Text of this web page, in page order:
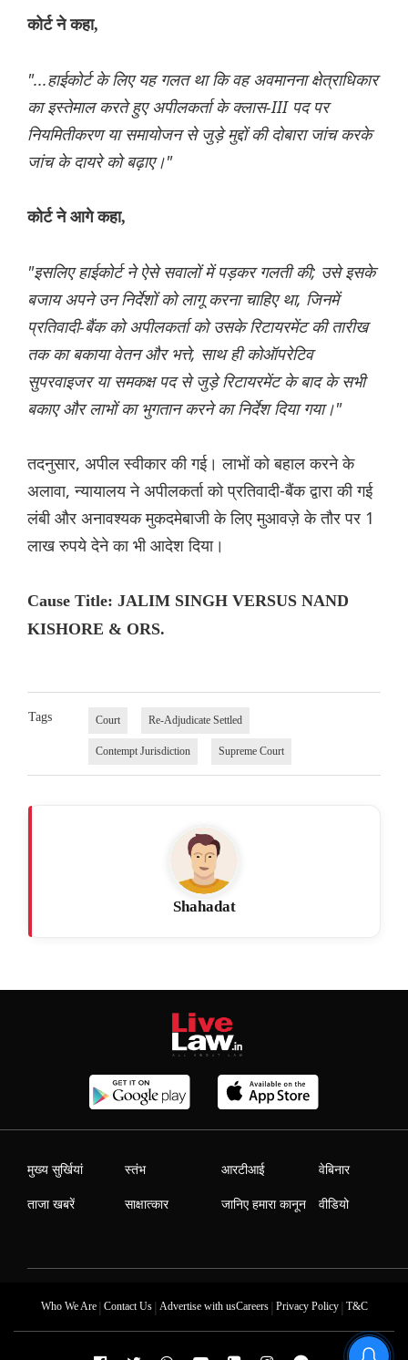
कोर्ट ने कहा,
"...हाईकोर्ट के लिए यह गलत था कि वह अवमानना ​​क्षेत्राधिकार
का इस्तेमाल करते हुए अपीलकर्ता के क्लास-III पद पर
नियमितीकरण या समायोजन से जुड़े मुद्दों की दोबारा जांच करके
जांच के दायरे को बढ़ाए।"
कोर्ट ने आगे कहा,
"इसलिए हाईकोर्ट ने ऐसे सवालों में पड़कर गलती की; उसे इसके
बजाय अपने उन निर्देशों को लागू करना चाहिए था, जिनमें
प्रतिवादी-बैंक को अपीलकर्ता को उसके रिटायरमेंट की तारीख
तक का बकाया वेतन और भत्ते, साथ ही कोऑपरेटिव
सुपरवाइजर या समकक्ष पद से जुड़े रिटायरमेंट के बाद के सभी
बकाए और लाभों का भुगतान करने का निर्देश दिया गया।"
तदनुसार, अपील स्वीकार की गई। लाभों को बहाल करने के
अलावा, न्यायालय ने अपीलकर्ता को प्रतिवादी-बैंक द्वारा की गई
लंबी और अनावश्यक मुकदमेबाजी के लिए मुआवज़े के तौर पर 1
लाख रुपये देने का भी आदेश दिया।
Cause Title: JALIM SINGH VERSUS NAND
KISHORE & ORS.
Tags Court Re-Adjudicate Settled
Contempt Jurisdiction Supreme Court
Shahadat
मुख्य सुर्खियां
ताजा खबरें
स्तंभ
साक्षात्कार
आरटीआई
जानिए हमारा कानून
वेबिनार
वीडियो
Who We Are| Contact Us| Advertise with usCareers| Privacy Policy| T&C